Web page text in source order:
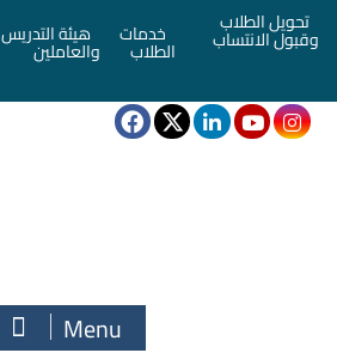
تحويل الطلاب
وقبول الانتساب خدمات
الطلاب
هيئة التدريس
والعاملين
Menu